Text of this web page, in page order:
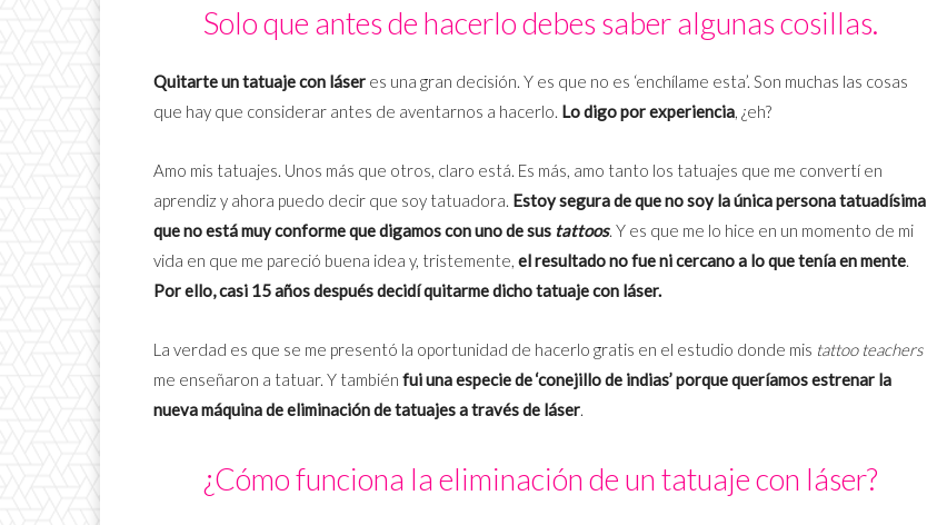
Solo que antes de hacerlo debes saber algunas cosillas.
Quitarte un tatuaje con láser es una gran decisión. Y es que no es ‘enchílame esta’. Son muchas las cosas
que hay que considerar antes de aventarnos a hacerlo. Lo digo por experiencia, ¿eh?
Amo mis tatuajes. Unos más que otros, claro está. Es más, amo tanto los tatuajes que me convertí en
aprendiz y ahora puedo decir que soy tatuadora. Estoy segura de que no soy la única persona tatuadísima
que no está muy conforme que digamos con uno de sus tattoos. Y es que me lo hice en un momento de mi
vida en que me pareció buena idea y, tristemente, el resultado no fue ni cercano a lo que tenía en mente.
Por ello, casi 15 años después decidí quitarme dicho tatuaje con láser.
La verdad es que se me presentó la oportunidad de hacerlo gratis en el estudio donde mis tattoo teachers
me enseñaron a tatuar. Y también fui una especie de ‘conejillo de indias’ porque queríamos estrenar la
nueva máquina de eliminación de tatuajes a través de láser.
¿Cómo funciona la eliminación de un tatuaje con láser?